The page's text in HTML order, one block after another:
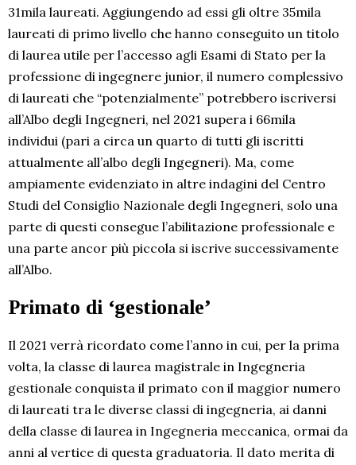
31mila laureati. Aggiungendo ad essi gli oltre 35mila
laureati di primo livello che hanno conseguito un titolo
di laurea utile per l’accesso agli Esami di Stato per la
professione di ingegnere junior, il numero complessivo
di laureati che “potenzialmente” potrebbero iscriversi
all’Albo degli Ingegneri, nel 2021 supera i 66mila
individui (pari a circa un quarto di tutti gli iscritti
attualmente all’albo degli Ingegneri). Ma, come
ampiamente evidenziato in altre indagini del Centro
Studi del Consiglio Nazionale degli Ingegneri, solo una
parte di questi consegue l’abilitazione professionale e
una parte ancor più piccola si iscrive successivamente
all’Albo.
Primato di ‘gestionale’
Il 2021 verrà ricordato come l’anno in cui, per la prima
volta, la classe di laurea magistrale in Ingegneria
gestionale conquista il primato con il maggior numero
di laureati tra le diverse classi di ingegneria, ai danni
della classe di laurea in Ingegneria meccanica, ormai da
anni al vertice di questa graduatoria. Il dato merita di